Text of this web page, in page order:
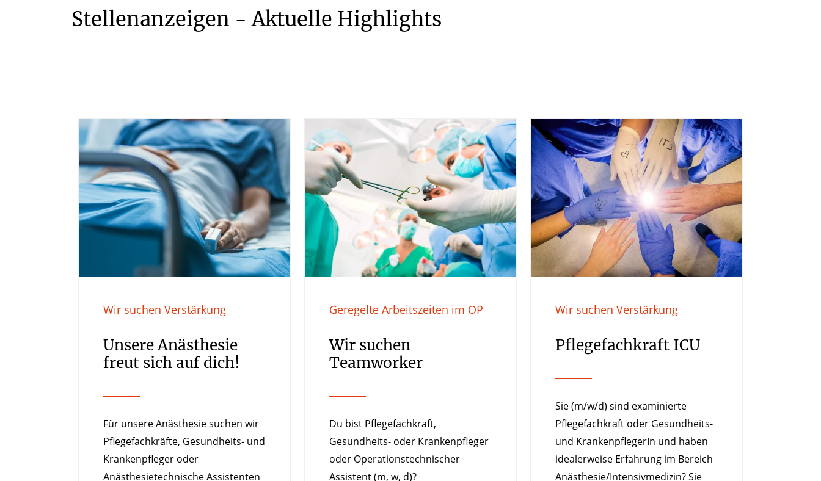
Stellenanzeigen - Aktuelle Highlights
Wir suchen Verstärkung
Unsere Anästhesie
freut sich auf dich!
Für unsere Anästhesie suchen wir
Pflegefachkräfte, Gesundheits- und
Krankenpfleger oder
Anästhesietechnische Assistenten
Geregelte Arbeitszeiten im OP
Wir suchen
Teamworker
Du bist Pflegefachkraft,
Gesundheits- oder Krankenpfleger
oder Operationstechnischer
Assistent (m, w, d)?
Wir suchen Verstärkung
Pflegefachkraft ICU
Sie (m/w/d) sind examinierte
Pflegefachkraft oder Gesundheits-
und KrankenpflegerIn und haben
idealerweise Erfahrung im Bereich
Anästhesie/Intensivmedizin? Sie